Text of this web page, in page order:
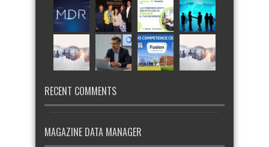
RECENT COMMENTS
MAGAZINE DATA MANAGER